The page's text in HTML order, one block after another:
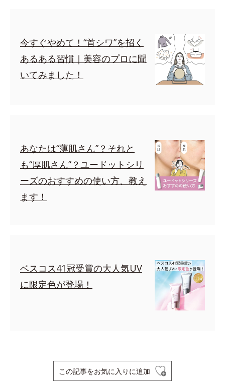
今すぐやめて！“首シワ”を招く
あるある習慣｜美容のプロに聞
いてみました！
あなたは“薄肌さん”？それと
も“厚肌さん”？ユードットシリ
ーズのおすすめの使い方、教え
ます！
ベスコス41冠受賞の大人気UV
に限定色が登場！
この記事をお気に入りに追加